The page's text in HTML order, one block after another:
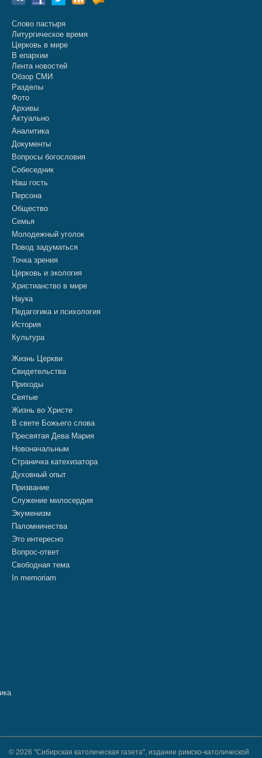
Слово пастыря
Литургическое время
Церковь в мире
В епархии
Лента новостей
Обзор СМИ
Разделы
Фото
Архивы
Актуально
Аналитика
Документы
Вопросы богословия
Собеседник
Наш гость
Персона
Общество
Семья
Молодежный уголок
Повод задуматься
Точка зрения
Церковь и экология
Христианство в мире
Наука
Педагогика и психология
История
Культура
Жизнь Церкви
Свидетельства
Приходы
Святые
Жизнь во Христе
В свете Божьего слова
Пресвятая Дева Мария
Новоначальным
Страничка катехизатора
Духовный опыт
Призвание
Служение милосердия
Экуменизм
Паломничества
Это интересно
Вопрос-ответ
Свободная тема
In memoriam
© 2026 "Сибирская католическая газета", издание римско-католической